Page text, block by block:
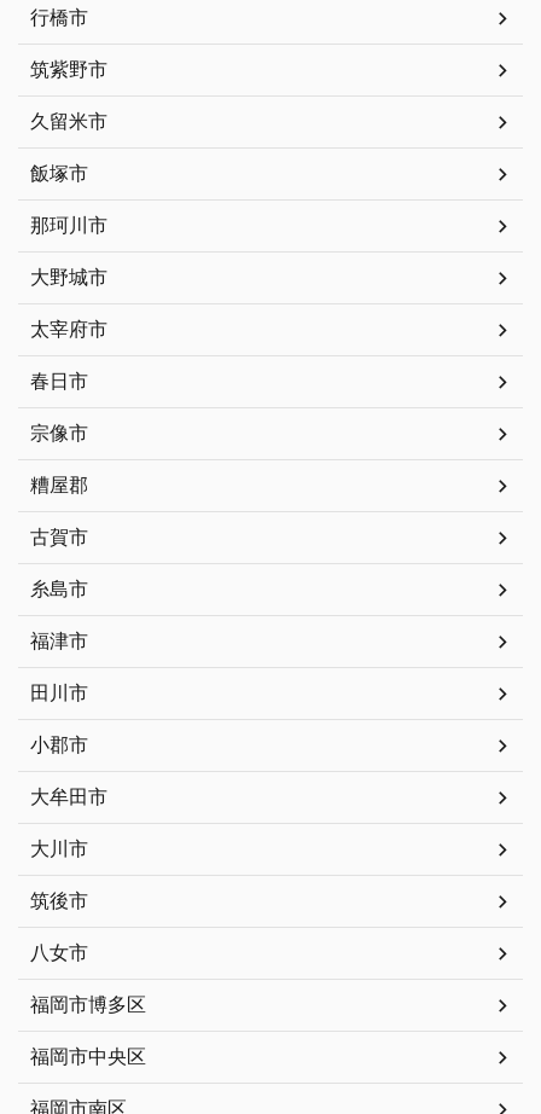
行橋市
筑紫野市
久留米市
飯塚市
那珂川市
大野城市
太宰府市
春日市
宗像市
糟屋郡
古賀市
糸島市
福津市
田川市
小郡市
大牟田市
大川市
筑後市
八女市
福岡市博多区
福岡市中央区
福岡市南区